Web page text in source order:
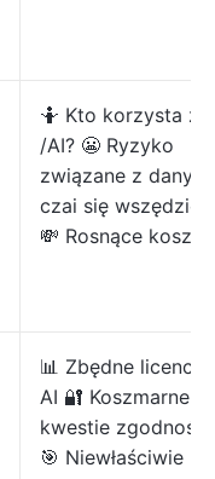
🤷 Kto korzysta z
/AI? 😬 Ryzyko
związane z danymi
czai się wszędzie
💸 Rosnące koszty
📊 Zbędne licencje
AI 🔐 Koszmarne
kwestie zgodności
🎯 Niewłaściwie